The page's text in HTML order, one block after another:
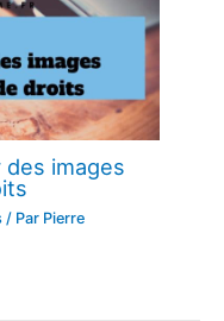
images
/ Par Pierre